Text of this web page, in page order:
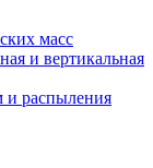
масс
и вертикальная
распыления